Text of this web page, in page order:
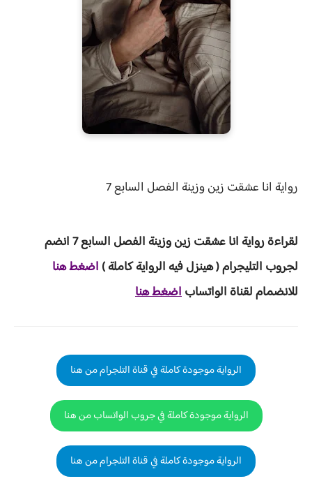
رواية انا عشقت زين وزينة الفصل السابع 7
لقراءةرواية انا عشقت زين وزينة الفصل السابع 7 انضم
لجروب التليجرام ( هينزل فيه الرواية كاملة ) اضغط هنا
للانضمام لقناة الواتساباضغط هنا
الرواية موجودة كاملة في قناة التلجرام من هنا
الرواية موجودة كاملة في جروب الواتساب من هنا
الرواية موجودة كاملة في قناة التلجرام من هنا